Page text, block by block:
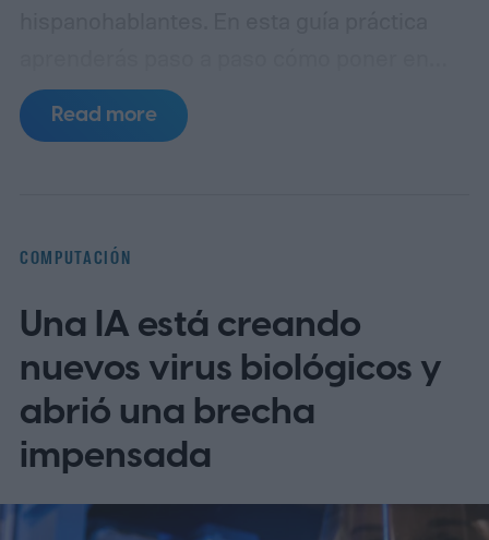
español MyChart (el portal de pacientes
basado en Epic), así como apps populares
en su idioma.
Read more
COMPUTACIÓN
Una IA está creando
nuevos virus biológicos y
abrió una brecha
impensada